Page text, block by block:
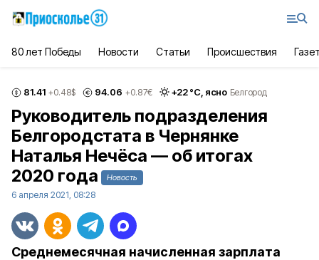
80 лет Победы Новости Статьи Происшествия
81.41 +0.48$ 94.06 +0.87€ +22°С, ясно Белгород
Руководитель подразделения
Белгородстата в Чернянке
Наталья Нечёса — об итогах
2020 года
Новость
6 апреля 2021, 08:28
Среднемесячная начисленная зарплата